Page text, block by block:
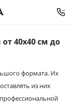
40х40 см до
формата. Их
из них